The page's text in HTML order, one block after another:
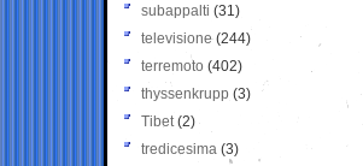
subappalti (31)
televisione(244)
terremoto (402)
thyssenkrupp (3)
Tibet(2)
tredicesima (3)